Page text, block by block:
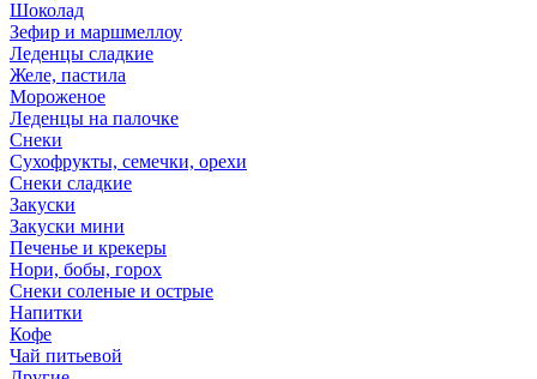
Шоколад
Зефир и маршмеллоу
Леденцы сладкие
Желе, пастила
Мороженое
Леденцы на палочке
Снеки
Сухофрукты, семечки, орехи
Снеки сладкие
Закуски
Закуски мини
Печенье и крекеры
Нори, бобы, горох
Снеки соленые и острые
Напитки
Кофе
Чай питьевой